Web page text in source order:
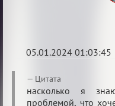
05.01.2024 01:03:45
Re:
Сумрак
Цитата
насколько я
проблемой, что